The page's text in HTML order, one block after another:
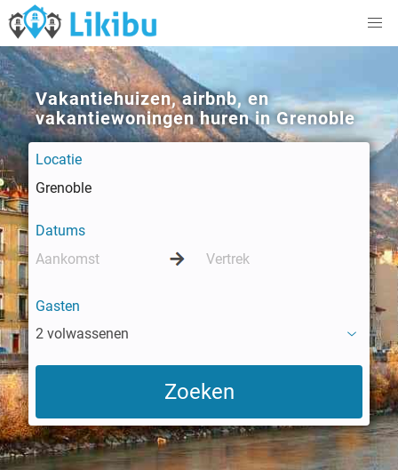
Vakantiehuizen, airbnb, en
vakantiewoningen huren in Grenoble
Locatie
Datums
Gasten
2 volwassenen